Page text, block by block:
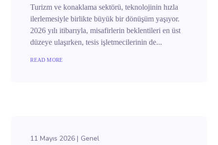
Turizm ve konaklama sektörü, teknolojinin hızla
ilerlemesiyle birlikte büyük bir dönüşüm yaşıyor.
2026 yılı itibarıyla, misafirlerin beklentileri en üst
düzeye ulaşırken, tesis işletmecilerinin de...
READ MORE
11 Mayıs 2026 Genel